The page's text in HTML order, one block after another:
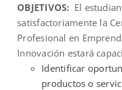
OBJETIVOS: El
satisfactoriamente la
Profesional en
Innovación estará
Identificar
productos o